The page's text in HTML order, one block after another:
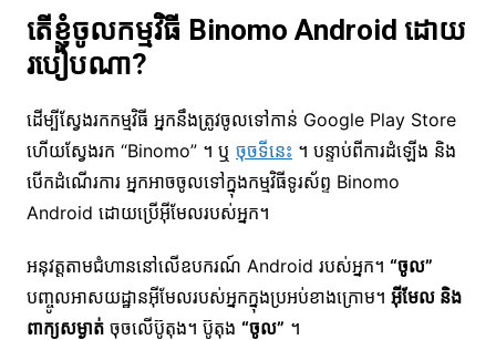
តើខ្ញុំចូលកម្មវិធី Binomo Android ដោយ
របៀបណា?
ដើម្បីស្វែងរកកម្មវិធី អ្នកនឹងត្រូវចូលទៅកាន់ Google Play Store
ហើយស្វែងរក “Binomo” ។ ឬ ចុចទីនេះ ។ បន្ទាប់ពីការដំឡើង និង
បើកដំណើរការ អ្នកអាចចូលទៅក្នុងកម្មវិធីទូរស័ព្ទ Binomo
Android ដោយប្រើអ៊ីមែលរបស់អ្នក។
អនុវត្តតាមជំហាននៅលើឧបករណ៍ Android របស់អ្នក។ “ចូល”
បញ្ចូលអាសយដ្ឋានអ៊ីមែលរបស់អ្នកក្នុងប្រអប់ខាងក្រោម។ អ៊ីមែល និង
ពាក្យសម្ងាត់ចុចលើប៊ូតុង។ ប៊ូតុង “ចូល” ។